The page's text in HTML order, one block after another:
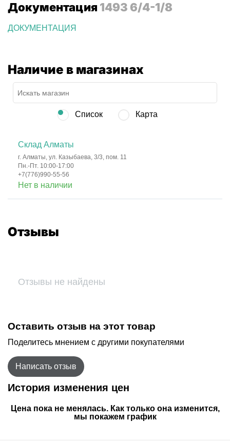
Документация 1493 6/4-1/8
ДОКУМЕНТАЦИЯ
Наличие в магазинах
Список Карта
Склад Алматы
г. Алматы, ул. Казыбаева, 3/3, пом. 11
Пн.-Пт. 10:00-17:00
+7(776)990-55-56
Нет в наличии
Отзывы
Отзывы не найдены
Оставить отзыв на этот товар
Поделитесь мнением с другими покупателями
Написать отзыв
История изменения цен
Цена пока не менялась. Как только она изменится,
мы покажем график